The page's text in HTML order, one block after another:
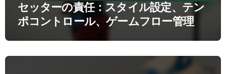
セッターの責任：スタイル設定、テン
ポコントロール、ゲームフロー管理